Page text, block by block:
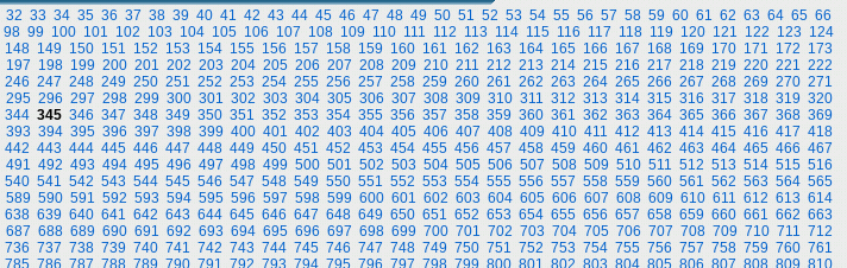
32 33 34 35 36 37 38 39 40 41 42 43 44 45 46 47 48 49 50 51 52 53 54 55 56 57 58 59 60 61 62 63 64 65 66
98 99 100 101 102 103 104 105 106 107 108 109 110 111 112 113 114 115 116 117 118 119 120 121 122 123 124
148 149 150 151 152 153 154 155 156 157 158 159 160 161 162 163 164 165 166 167 168 169 170 171 172 173
197 198 199 200 201 202 203 204 205 206 207 208 209 210 211 212 213 214 215 216 217 218 219 220 221 222
246 247 248 249 250 251 252 253 254 255 256 257 258 259 260 261 262 263 264 265 266 267 268 269 270 271
295 296 297 298 299 300 301 302 303 304 305 306 307 308 309 310 311 312 313 314 315 316 317 318 319 320
344 345 346 347 348 349 350 351 352 353 354 355 356 357 358 359 360 361 362 363 364 365 366 367 368 369
393 394 395 396 397 398 399 400 401 402 403 404 405 406 407 408 409 410 411 412 413 414 415 416 417 418
442 443 444 445 446 447 448 449 450 451 452 453 454 455 456 457 458 459 460 461 462 463 464 465 466 467
491 492 493 494 495 496 497 498 499 500 501 502 503 504 505 506 507 508 509 510 511 512 513 514 515 516
540 541 542 543 544 545 546 547 548 549 550 551 552 553 554 555 556 557 558 559 560 561 562 563 564 565
589 590 591 592 593 594 595 596 597 598 599 600 601 602 603 604 605 606 607 608 609 610 611 612 613 614
638 639 640 641 642 643 644 645 646 647 648 649 650 651 652 653 654 655 656 657 658 659 660 661 662 663
687 688 689 690 691 692 693 694 695 696 697 698 699 700 701 702 703 704 705 706 707 708 709 710 711 712
736 737 738 739 740 741 742 743 744 745 746 747 748 749 750 751 752 753 754 755 756 757 758 759 760 761